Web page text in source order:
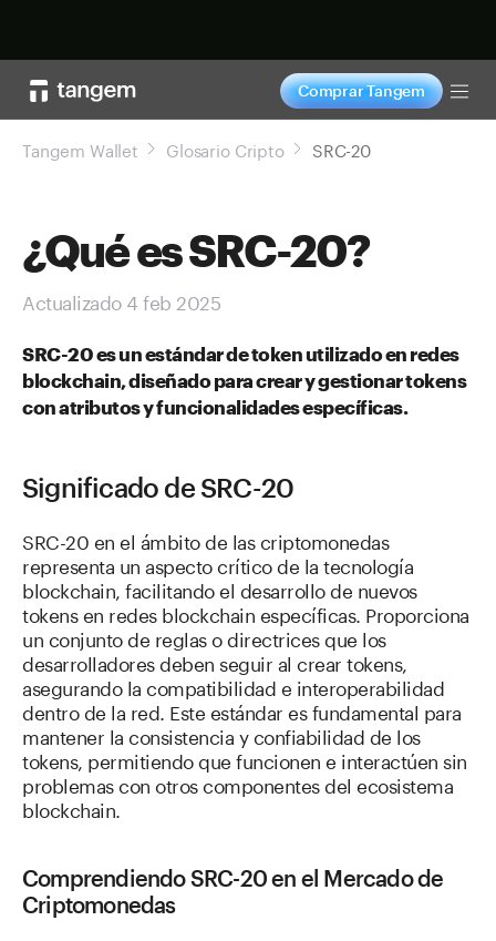
Comprar Tangem
Tangem Wallet Glosario Cripto SRC-20
¿Qué es SRC-20?
Actualizado 4 feb 2025
SRC-20 es un estándar de token utilizado en redes
blockchain, diseñado para crear y gestionar tokens
con atributos y funcionalidades específicas.
Significado de SRC-20
SRC-20 en el ámbito de las criptomonedas
representa un aspecto crítico de la tecnología
blockchain, facilitando el desarrollo de nuevos
tokens en redes blockchain específicas. Proporciona
un conjunto de reglas o directrices que los
desarrolladores deben seguir al crear tokens,
asegurando la compatibilidad e interoperabilidad
dentro de la red. Este estándar es fundamental para
mantener la consistencia y confiabilidad de los
tokens, permitiendo que funcionen e interactúen sin
problemas con otros componentes del ecosistema
blockchain.
Comprendiendo SRC-20 en el Mercado de
Criptomonedas